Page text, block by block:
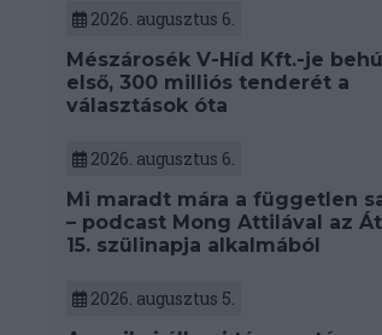
2026. augusztus 6.
Mészárosék V-Híd Kft.-je
első, 300 milliós tenderét a
választások óta
2026. augusztus 6.
Mi maradt mára a független
– podcast Mong Attilával az
15. szülinapja alkalmából
2026. augusztus 5.